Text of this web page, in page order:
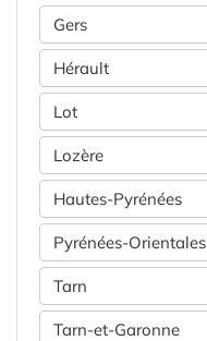
Gers
Hérault
Lot
Lozère
Hautes-Pyrénées
Pyrénées-Orientales
Tarn
Tarn-et-Garonne